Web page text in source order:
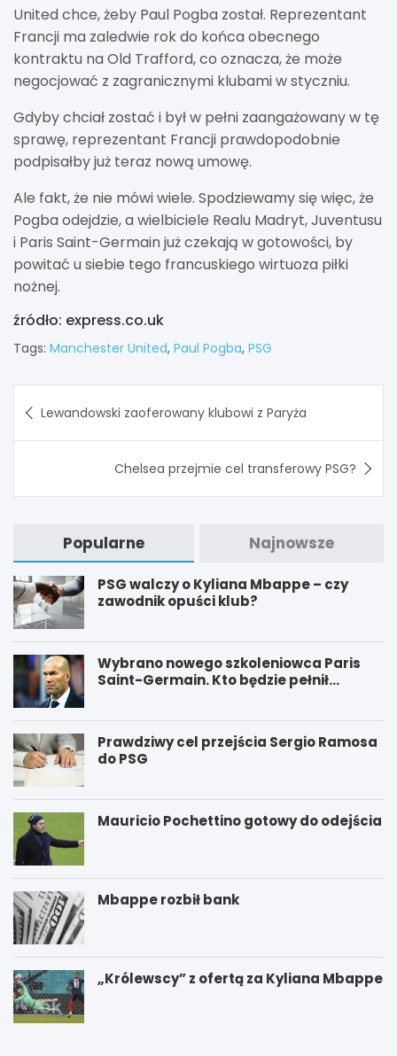
United chce, żeby Paul Pogba został. Reprezentant
Francji ma zaledwie rok do końca obecnego
kontraktu na Old Trafford, co oznacza, że ​​może
negocjować z zagranicznymi klubami w styczniu.
Gdyby chciał zostać i był w pełni zaangażowany w tę
sprawę, reprezentant Francji prawdopodobnie
podpisałby już teraz nową umowę.
Ale fakt, że nie mówi wiele. Spodziewamy się więc, że
Pogba odejdzie, a wielbiciele Realu Madryt, Juventusu
i Paris Saint-Germain już czekają w gotowości, by
powitać u siebie tego francuskiego wirtuoza piłki
nożnej.
źródło: express.co.uk
Tags: Manchester United, Paul Pogba, PSG
wpisu
Lewandowski zaoferowany klubowi z Paryża
Chelsea przejmie cel transferowy PSG?
Popularne Najnowsze
PSG walczy o Kyliana Mbappe – czy
zawodnik opuści klub?
Wybrano nowego szkoleniowca Paris
Saint-Germain. Kto będzie pełnił
Prawdziwy cel przejścia Sergio Ramosa
do PSG
Mauricio Pochettino gotowy do odejścia
Mbappe rozbił bank
„Królewscy” z ofertą za Kyliana Mbappe
P
W